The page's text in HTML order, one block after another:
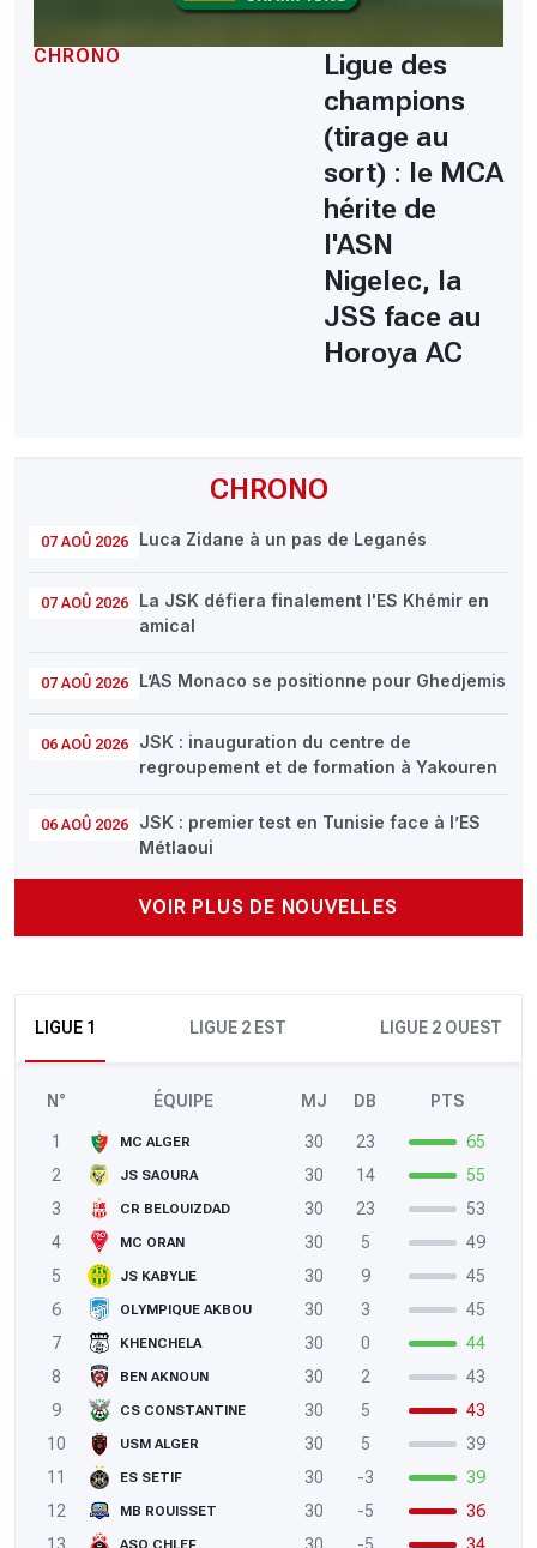
CHRONO
07 AOÛ 2026 Luca Zidane à un pas de Leganés
07 AOÛ 2026
La JSK défiera finalement l'ES Khémir en
amical
07 AOÛ 2026 L’AS Monaco se positionne pour Ghedjemis
06 AOÛ 2026
JSK : inauguration du centre de
regroupement et de formation à Yakouren
06 AOÛ 2026
JSK : premier test en Tunisie face à l’ES
Métlaoui
VOIR PLUS DE NOUVELLES
LIGUE 1 LIGUE 2 EST LIGUE 2 OUEST
N° ÉQUIPE MJ DB PTS
1 MC ALGER 30 23
65
2
JS SAOURA 30 14
55
3
CR BELOUIZDAD 30 23
53
4
MC ORAN 30 5
49
5
JS KABYLIE 30 9
45
6
OLYMPIQUE AKBOU 30 3
45
7
KHENCHELA 30 0
44
8
BEN AKNOUN 30 2
43
9
CS CONSTANTINE 30 5
43
10
USM ALGER 30 5
39
11
ES SETIF 30 -3
39
12
MB ROUISSET 30 -5
36
ASO CHLEF
CHRONO
Ligue des
champions
(tirage au
sort) : le MCA
hérite de
l'ASN
Nigelec, la
JSS face au
Horoya AC